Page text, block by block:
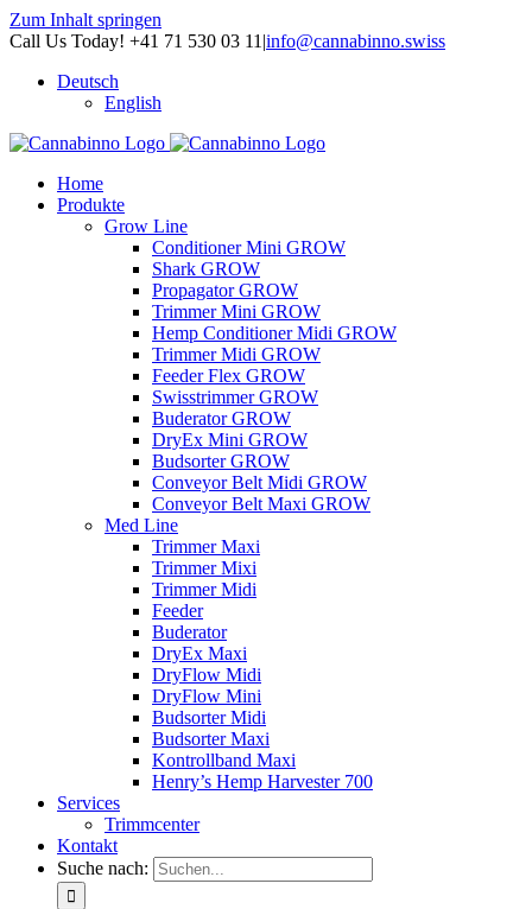
Zum Inhalt springen
Call Us Today! +41 71 530 03 11 |info@cannabinno.swiss
Deutsch
English
Home
Produkte
Grow Line
Conditioner Mini GROW
Shark GROW
Propagator GROW
Trimmer Mini GROW
Hemp Conditioner Midi GROW
Trimmer Midi GROW
Feeder Flex GROW
Swisstrimmer GROW
Buderator GROW
DryEx Mini GROW
Budsorter GROW
Conveyor Belt Midi GROW
Conveyor Belt Maxi GROW
Med Line
Trimmer Maxi
Trimmer Mixi
Trimmer Midi
Feeder
Buderator
DryEx Maxi
DryFlow Midi
DryFlow Mini
Budsorter Midi
Budsorter Maxi
Kontrollband Maxi
Henry’s Hemp Harvester 700
Services
Trimmcenter
Kontakt
Suche nach: